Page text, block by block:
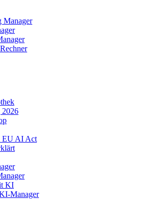
Manager
EU AI Act
KI
Manager